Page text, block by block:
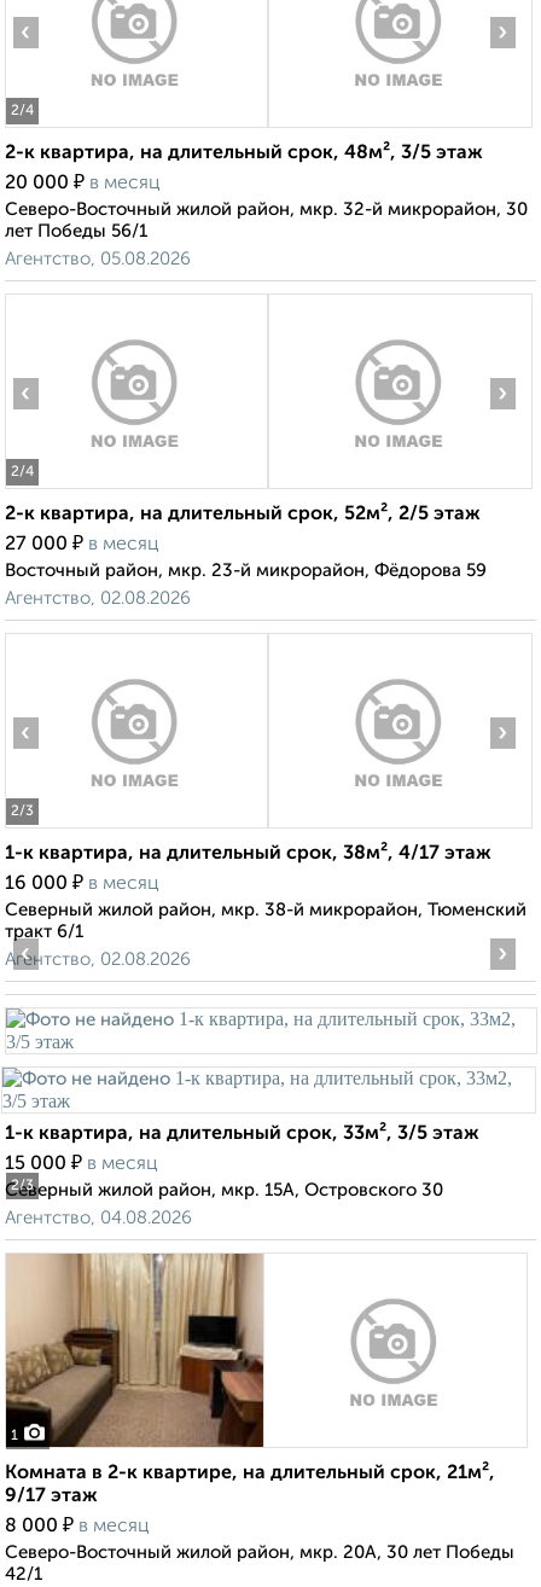
2/4
‹ ›
2-к квартира, на длительный срок, 48м², 3/5 этаж
20 000 ₽ в месяц
Северо-Восточный жилой район, мкр. 32-й микрорайон, 30
лет Победы 56/1
Агентство, 05.08.2026
2/4
‹ ›
2-к квартира, на длительный срок, 52м², 2/5 этаж
27 000 ₽ в месяц
Восточный район, мкр. 23-й микрорайон, Фёдорова 59
Агентство, 02.08.2026
2/3
‹ ›
1-к квартира, на длительный срок, 38м², 4/17 этаж
16 000 ₽ в месяц
Северный жилой район, мкр. 38-й микрорайон, Тюменский
тракт 6/1
Агентство, 02.08.2026
2/3
‹ ›
1-к квартира, на длительный срок, 33м², 3/5 этаж
15 000 ₽ в месяц
Северный жилой район, мкр. 15А, Островского 30
Агентство, 04.08.2026
1
Комната в 2-к квартире, на длительный срок, 21м²,
9/17 этаж
8 000 ₽ в месяц
Северо-Восточный жилой район, мкр. 20А, 30 лет Победы
42/1